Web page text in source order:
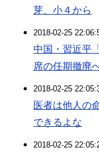
芽、小４から
2018-02-25
中国・習近平
席の任期撤廃
2018-02-25
医者は他人の
できるよな
2018-02-25